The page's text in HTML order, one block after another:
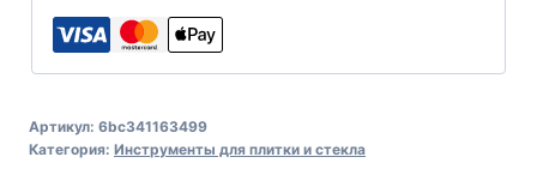
Артикул: 6bc341163499
Категория: Инструменты для плитки и стекла